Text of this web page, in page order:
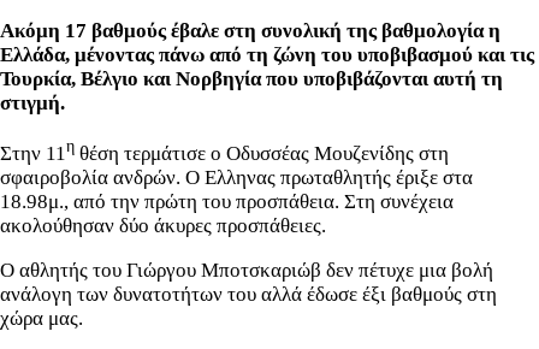
Ακόμη 17 βαθμούς έβαλε στη συνολική της βαθμολογία η
Ελλάδα, μένοντας πάνω από τη ζώνη του υποβιβασμού και τις
Τουρκία, Βέλγιο και Νορβηγία που υποβιβάζονται αυτή τη
στιγμή.
Στην 11η θέση τερμάτισε ο Οδυσσέας Μουζενίδης στη
σφαιροβολία ανδρών. Ο Ελληνας πρωταθλητής έριξε στα
18.98μ., από την πρώτη του προσπάθεια. Στη συνέχεια
ακολούθησαν δύο άκυρες προσπάθειες.
Ο αθλητής του Γιώργου Μποτσκαριώβ δεν πέτυχε μια βολή
ανάλογη των δυνατοτήτων του αλλά έδωσε έξι βαθμούς στη
χώρα μας.